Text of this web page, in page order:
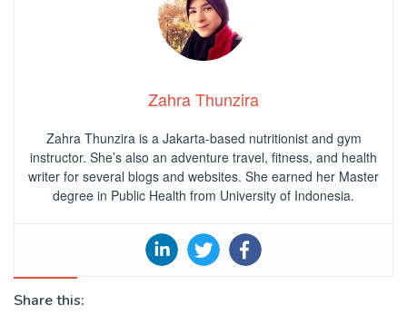
Zahra Thunzira
Zahra Thunzira is a Jakarta-based nutritionist and gym
instructor. She’s also an adventure travel, fitness, and health
writer for several blogs and websites. She earned her Master
degree in Public Health from University of Indonesia.
Share this: